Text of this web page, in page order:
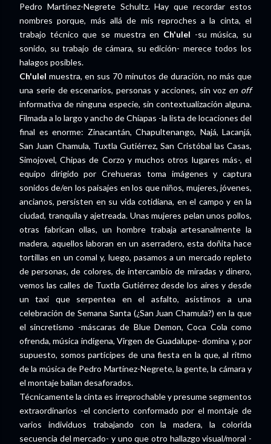
Pedro Martínez-Negrete Schultz. Hay que recordar estos
nombres porque, más allá de mis reproches a la cinta, el
trabajo técnico que se muestra en Ch'ulel -su música, su
sonido, su trabajo de cámara, su edición- merece todos los
halagos posibles.
Ch'ulelmuestra, en sus 70 minutos de duración, no más que
una serie de escenarios, personas y acciones, sin voz en off
informativa de ninguna especie, sin contextualización alguna.
Filmada a lo largo y ancho de Chiapas -la lista de locaciones del
final es enorme: Zinacantán, Chapultenango, Najá, Lacanjá,
San Juan Chamula, Tuxtla Gutiérrez, San Cristóbal las Casas,
Simojovel, Chipas de Corzo y muchos otros lugares más-, el
equipo dirigido por Crehueras toma imágenes y captura
sonidos de/en los paisajes en los que niños, mujeres, jóvenes,
ancianos, persisten en su vida cotidiana, en el campo y en la
ciudad, tranquila y ajetreada. Unas mujeres pelan unos pollos,
otras fabrican ollas, un hombre trabaja artesanalmente la
madera, aquellos laboran en un aserradero, esta doñita hace
tortillas en un comal y, luego, pasamos a un mercado repleto
de personas, de colores, de intercambio de miradas y dinero,
vemos las calles de Tuxtla Gutiérrez desde los aires y desde
un taxi que serpentea en el asfalto, asistimos a una
celebración de Semana Santa (¿San Juan Chamula?) en la que
el sincretismo -máscaras de Blue Demon, Coca Cola como
ofrenda, música indígena, Virgen de Guadalupe- domina y, por
supuesto, somos partícipes de una fiesta en la que, al ritmo
de la música de Pedro Martínez-Negrete, la gente, la cámara y
el montaje bailan desaforados.
Técnicamente la cinta es irreprochable y presume segmentos
extraordinarios -el concierto conformado por el montaje de
varios individuos trabajando con la madera, la colorida
secuencia del mercado- y uno que otro hallazgo visual/moral -